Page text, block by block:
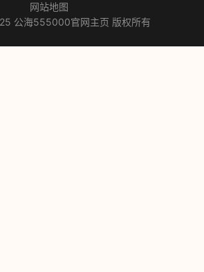
网站地图
公海555000官网主页 版权所有